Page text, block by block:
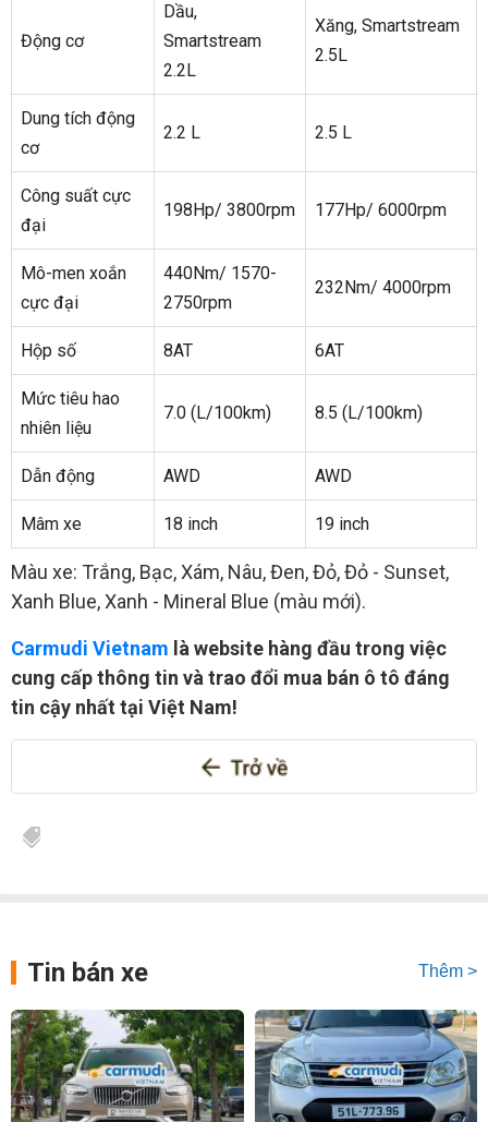
Động cơ
Dầu,
Smartstream
2.2L
Xăng, Smartstream
2.5L
Dung tích động
cơ
2.2 L 2.5 L
Công suất cực
đại
198Hp/ 3800rpm 177Hp/ 6000rpm
Mô-men xoắn
cực đại
440Nm/ 1570-
2750rpm
232Nm/ 4000rpm
Hộp số 8AT 6AT
Mức tiêu hao
nhiên liệu
7.0 (L/100km) 8.5 (L/100km)
Dẫn động AWD AWD
Mâm xe 18 inch 19 inch
Màu xe: Trắng, Bạc, Xám, Nâu, Đen, Đỏ, Đỏ - Sunset,
Xanh Blue, Xanh - Mineral Blue (màu mới).
Carmudi Vietnam là website hàng đầu trong việc
cung cấp thông tin và trao đổi mua bán ô tô đáng
tin cậy nhất tại Việt Nam!
Tin bán xe Thêm >